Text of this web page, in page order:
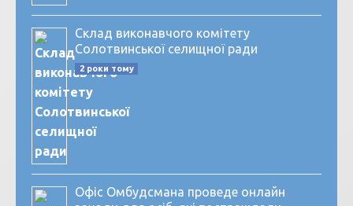
Склад виконавчого комітету
Солотвинської селищної ради
2 роки тому
Офіс Омбудсмана проведе онлайн